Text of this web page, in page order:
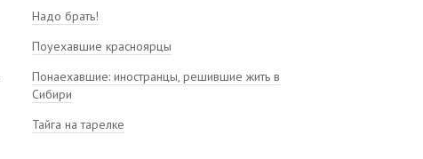
Надо брать!
Поуехавшие красноярцы
Понаехавшие: иностранцы, решившие жить в
Сибири
Тайга на тарелке